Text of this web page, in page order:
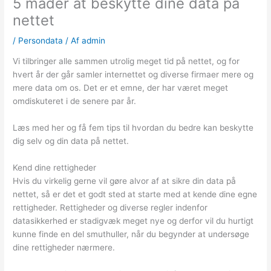
nettet
/ Persondata / Afadmin
Vi tilbringer alle sammen utrolig meget tid på nettet, og for
hvert år der går samler internettet og diverse firmaer mere og
mere data om os. Det er et emne, der har været meget
omdiskuteret i de senere par år.
Læs med her og få fem tips til hvordan du bedre kan beskytte
dig selv og din data på nettet.
Kend dine rettigheder
Hvis du virkelig gerne vil gøre alvor af at sikre din data på
nettet, så er det et godt sted at starte med at kende dine egne
rettigheder. Rettigheder og diverse regler indenfor
datasikkerhed er stadigvæk meget nye og derfor vil du hurtigt
kunne finde en del smuthuller, når du begynder at undersøge
dine rettigheder nærmere.